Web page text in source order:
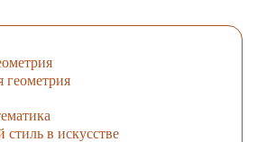
геометрия
стиль в искусстве